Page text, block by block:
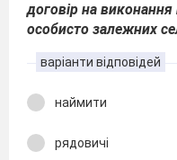
договір на виконання
особисто залежних
варіанти відповідей
наймити
рядовичі